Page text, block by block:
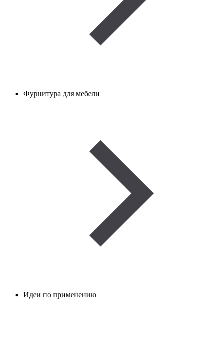
Фурнитура для мебели
Идеи по применению